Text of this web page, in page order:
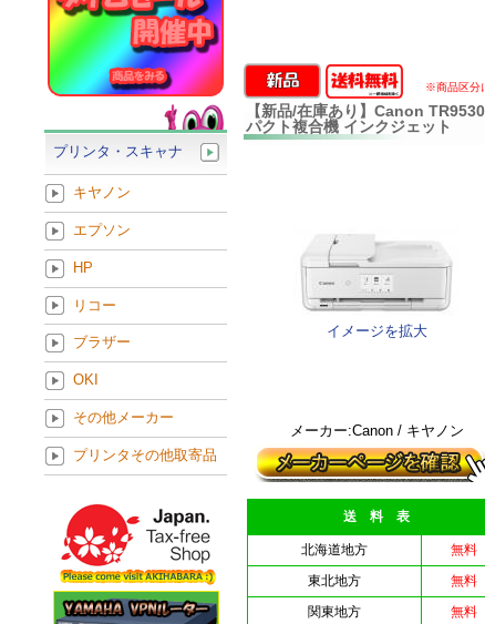
※商品区分
【新品/在庫あり】Canon
パクト複合機 インクジェット
イメージを拡大
メーカー:Canon / キヤノン
送 料 表
北海道地方
無料
東北地方
無料
関東地方
無料
プリンタ・スキャナ
キヤノン
エプソン
HP
リコー
ブラザー
OKI
その他メーカー
プリンタその他取寄品